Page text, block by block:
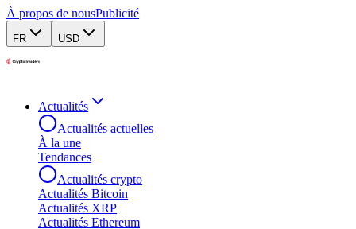
À propos de nousPublicité
FR USD
Actualités
Actualités actuelles
À la une
Tendances
Actualités crypto
Actualités Bitcoin
Actualités XRP
Actualités Ethereum